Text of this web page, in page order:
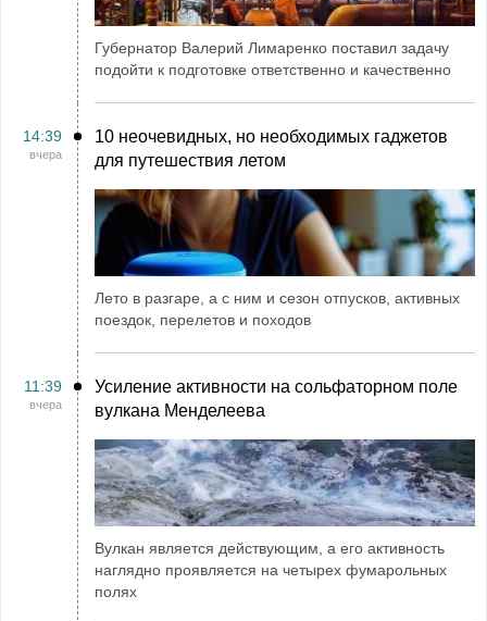
Губернатор Валерий Лимаренко поставил задачу
подойти к подготовке ответственно и качественно
14:39
вчера
10 неочевидных, но необходимых гаджетов
для путешествия летом
Лето в разгаре, а с ним и сезон отпусков, активных
поездок, перелетов и походов
11:39
вчера
Усиление активности на сольфаторном поле
вулкана Менделеева
Вулкан является действующим, а его активность
наглядно проявляется на четырех фумарольных
полях